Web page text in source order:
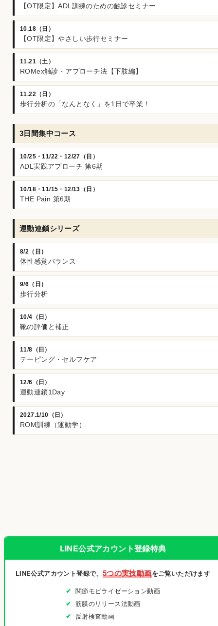
【OT限定】ADL訓練のための触診セミナー
10.18（日）
【OT限定】やさしい歩行セミナー
11.21（土）
ROMex触診・アプローチ法【下肢編】
11.22（日）
歩行分析の「なんとなく」を1日で卒業！
3日間集中コース
10/25・11/22・12/27（日）
ADL実践アプローチ 第6期
10/18・11/15・12/13（日）
THE Pain 第6期
運動連鎖シリーズ
8/2（日）
体性感覚バランス
9/6（日）
歩行分析
10/4（日）
靴の評価と補正
11/8（日）
テーピング・セルフケア
12/6（日）
運動連鎖1Day
2027.1/10（日）
ROM訓練（運動学）
LINE公式アカウント登録特典
LINE公式アカウント登録で、 5つの実技動画をご覧いただけます
関節モビライゼーション動画
筋膜のリリース法動画
反射検査動画